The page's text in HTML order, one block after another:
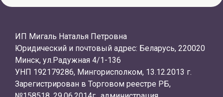
ИП Мигаль Наталья Петровна
Юридический и почтовый адрес: Беларусь, 220020
Минск, ул.Радужная 4/1-136
УНП 192179286, Мингорисполком, 13.12.2013 г.
Зарегистрирован в Торговом реестре РБ,